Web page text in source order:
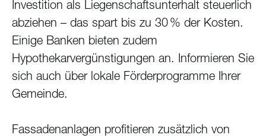
Investition als Liegenschaftsunterhalt steuerlich
abziehen – das spart bis zu 30 % der Kosten.
Einige Banken bieten zudem
Hypothekarvergünstigungen an. Informieren Sie
sich auch über lokale Förderprogramme Ihrer
Gemeinde.
Fassadenanlagen profitieren zusätzlich von